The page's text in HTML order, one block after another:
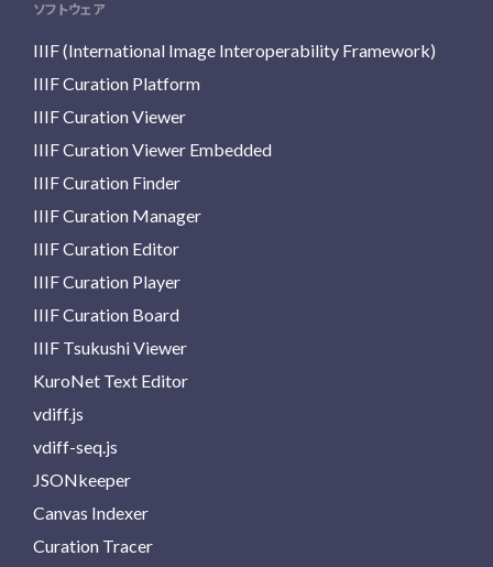
ソフトウェア
IIIF (International Image Interoperability Framework)
IIIF Curation Platform
IIIF Curation Viewer
IIIF Curation Viewer Embedded
IIIF Curation Finder
IIIF Curation Manager
IIIF Curation Editor
IIIF Curation Player
IIIF Curation Board
IIIF Tsukushi Viewer
KuroNet Text Editor
vdiff.js
vdiff-seq.js
JSONkeeper
Canvas Indexer
Curation Tracer